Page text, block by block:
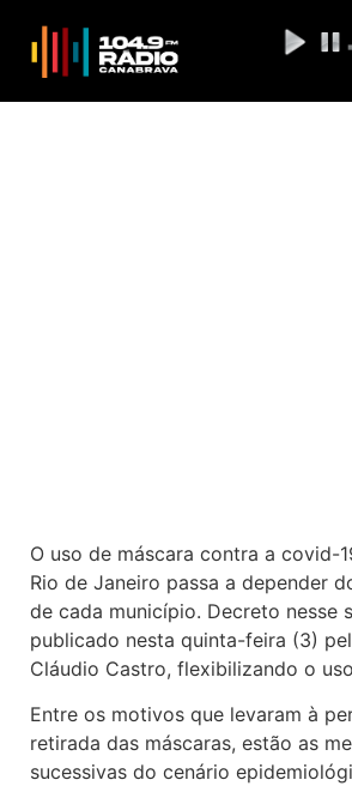
O uso de máscara contra a covid-
Rio de Janeiro passa a depender
de cada município. Decreto nesse
publicado nesta quinta-feira (3)
Cláudio Castro, flexibilizando o
Entre os motivos que levaram à
retirada das máscaras, estão as
sucessivas do cenário